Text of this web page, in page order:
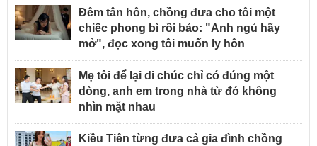
Đêm tân hôn, chồng đưa cho tôi một
chiếc phong bì rồi bảo: "Anh ngủ hãy
mở", đọc xong tôi muốn ly hôn
Mẹ tôi để lại di chúc chỉ có đúng một
dòng, anh em trong nhà từ đó không
nhìn mặt nhau
Kiều Tiên từng đưa cả gia đình chồng